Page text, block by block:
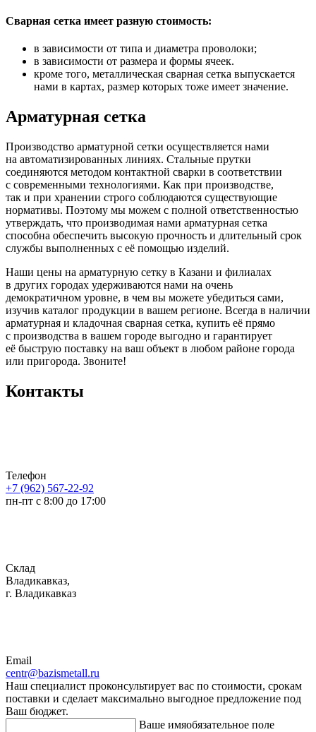
Сварная сетка имеет разную стоимость:
в зависимости от типа и диаметра проволоки;
в зависимости от размера и формы ячеек.
кроме того, металлическая сварная сетка выпускается
нами в картах, размер которых тоже имеет значение.
Арматурная сетка
Производство арматурной сетки осуществляется нами
на автоматизированных линиях. Стальные прутки
соединяются методом контактной сварки в соответствии
с современными технологиями. Как при производстве,
так и при хранении строго соблюдаются существующие
нормативы. Поэтому мы можем с полной ответственностью
утверждать, что производимая нами арматурная сетка
способна обеспечить высокую прочность и длительный срок
службы выполненных с её помощью изделий.
Наши цены на арматурную сетку в Казани и филиалах
в других городах удерживаются нами на очень
демократичном уровне, в чем вы можете убедиться сами,
изучив каталог продукции в вашем регионе. Всегда в наличии
арматурная и кладочная сварная сетка, купить её прямо
с производства в вашем городе выгодно и гарантирует
её быструю поставку на ваш объект в любом районе города
или пригорода. Звоните!
Контакты
Телефон
+7 (962) 567-22-92
пн-пт с 8:00 до 17:00
Склад
Владикавказ,
г. Владикавказ
Email
centr@bazismetall.ru
Наш специалист проконсультирует вас по стоимости, срокам
поставки и сделает максимально выгодное предложение под
Ваш бюджет.
Ваше имяобязательное поле